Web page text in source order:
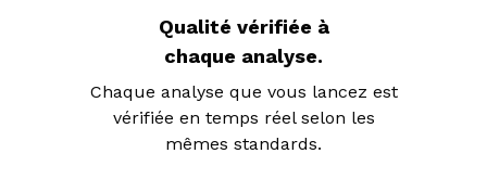
Qualité vérifiée à
chaque analyse.
Chaque analyse que vous lancez est
vérifiée en temps réel selon les
mêmes standards.